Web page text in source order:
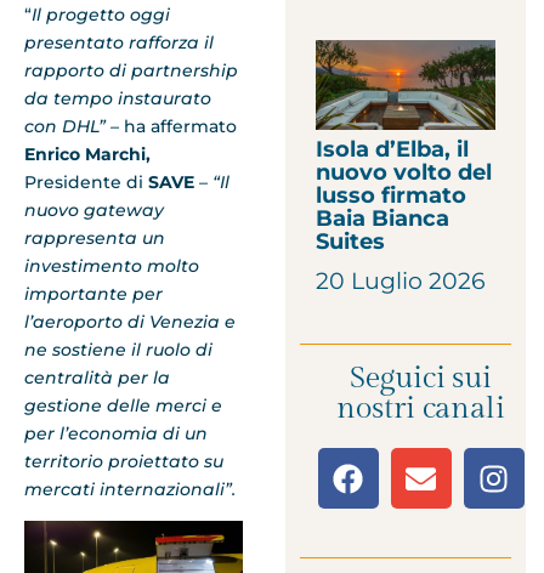
“Il progetto oggi
presentato rafforza il
rapporto di partnership
da tempo instaurato
con DHL” – ha affermato
Enrico Marchi,
Presidente di SAVE – “Il
nuovo gateway
rappresenta un
investimento molto
importante per
l’aeroporto di Venezia e
ne sostiene il ruolo di
centralità per la
gestione delle merci e
per l’economia di un
territorio proiettato su
mercati internazionali”.
Isola d’Elba, il
nuovo volto del
lusso firmato
Baia Bianca
Suites
20 Luglio 2026
Seguici sui
nostri canali